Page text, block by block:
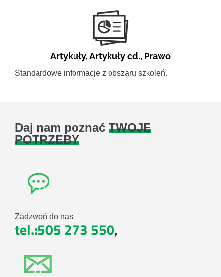
Artykuły,Artykuły cd., Prawo
Standardowe informacje z obszaru szkoleń.
Daj nam poznać TWOJE
POTRZEBY
Zadzwoń do nas:
tel.:505 273 550,